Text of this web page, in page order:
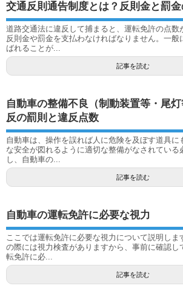
交通反則通告制度とは？反則金と罰
道路交通法に違反して捕まると、運転免許の点数
反則金や罰金を支払わなければなりません。一般
ばれることが...
記事を読む
自動車の整備不良（制動装置等・尾
反の罰則と違反点数
自動車は、操作を誤れば人に危険を及ぼす道具に
な安全が図れるように適切な整備がなされている
し、自動車の...
記事を読む
自動車の運転免許に必要な視力
ここでは運転免許に必要な視力について説明しま
の際には視力検査がありますから、事前に確認し
転免許に必...
記事を読む